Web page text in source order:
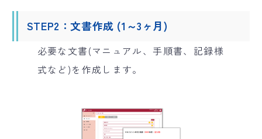
STEP2：文書作成 (1～3ヶ月)
必要な文書(マニュアル、手順書、記録様
式など)を作成します。